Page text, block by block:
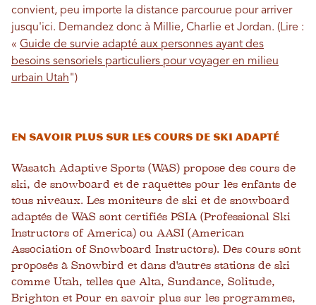
convient, peu importe la distance parcourue pour arriver
jusqu'ici. Demandez donc à Millie, Charlie et Jordan. (Lire :
« Guide de survie adapté aux personnes ayant des
besoins sensoriels particuliers pour voyager en milieu
urbain Utah")
En savoir plus sur les cours de ski adapté
Wasatch Adaptive Sports (WAS) propose des cours de
ski, de snowboard et de raquettes pour les enfants de
tous niveaux. Les moniteurs de ski et de snowboard
adaptés de WAS sont certifiés PSIA (Professional Ski
Instructors of America) ou AASI (American
Association of Snowboard Instructors). Des cours sont
proposés à Snowbird et dans d'autres stations de ski
comme Utah, telles que Alta, Sundance, Solitude,
Brighton et Pour en savoir plus sur les programmes,